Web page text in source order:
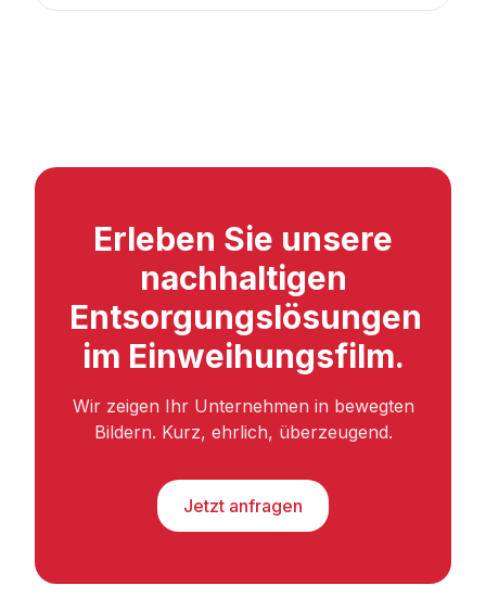
Erleben Sie unsere
nachhaltigen
Entsorgungslösungen
im Einweihungsfilm.
Wir zeigen Ihr Unternehmen in bewegten
Bildern. Kurz, ehrlich, überzeugend.
Jetzt anfragen